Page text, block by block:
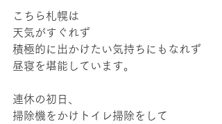
こちら札幌は
天気がすぐれず
積極的に出かけたい気持ちにもなれず
昼寝を堪能しています。
連休の初日、
掃除機をかけトイレ掃除をして